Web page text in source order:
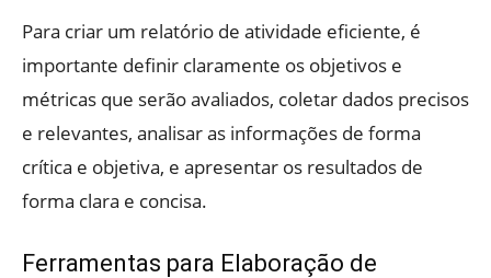
Para criar um relatório de atividade eficiente, é
importante definir claramente os objetivos e
métricas que serão avaliados, coletar dados precisos
e relevantes, analisar as informações de forma
crítica e objetiva, e apresentar os resultados de
forma clara e concisa.
Ferramentas para Elaboração de